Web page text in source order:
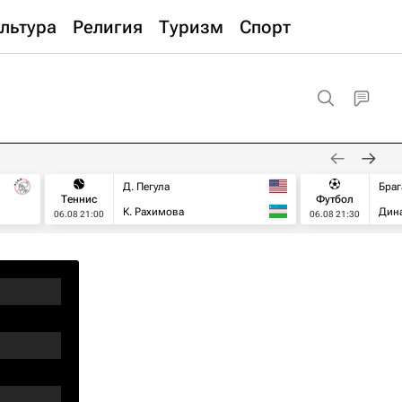
Религия Туризм Спорт
Теннис
06.08 21:00
Д. Пегула
К. Рахимова
Футбол
06.08 21:30